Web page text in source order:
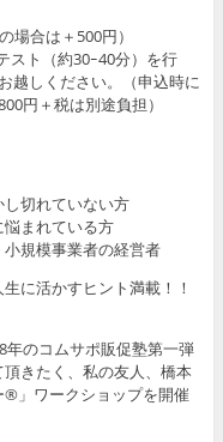
場合は＋500円）
スト（約30ｰ40分）を行
越しください。（申込時に
円＋税は別途負担）
し切れていない方
悩まれている方
規模事業者の経営者
に活かすヒント満載！！
のコムサポ販促塾第一弾
きたく、私の友人、橋本
」ワークショップを開催